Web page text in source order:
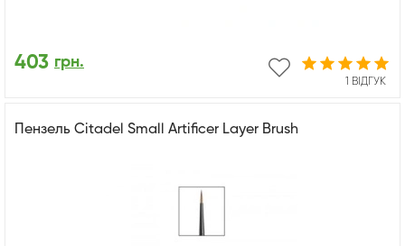
1 ВІДГУК
403 грн.
Пензель Citadel Small Artificer Layer Brush